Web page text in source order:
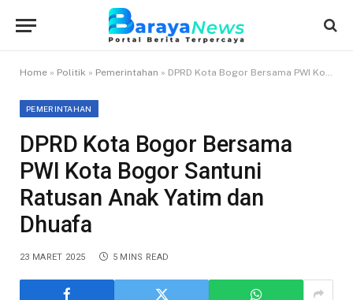
Home » Politik » Pemerintahan » DPRD Kota Bogor Bersama PWI Kota Bogor Santuni Ratusan Anak Yatim dan Dhuafa
PEMERINTAHAN
DPRD Kota Bogor Bersama
PWI Kota Bogor Santuni
Ratusan Anak Yatim dan
Dhuafa
23 MARET 2025 5 MINS READ